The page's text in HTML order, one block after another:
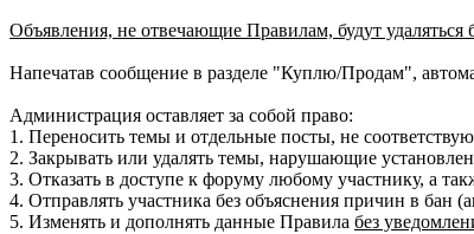
Объявления, не отвечающие Правилам, будут удаляться
Напечатав сообщение в разделе "Куплю/Продам",
Администрация оставляет за собой право:
1. Переносить темы и отдельные посты, не
2. Закрывать или удалять темы, нарушающие
3. Отказать в доступе к форуму любому участнику, а
4. Отправлять участника без объяснения причин в бан
5. Изменять и дополнять данные Правила без